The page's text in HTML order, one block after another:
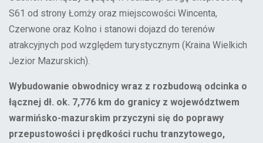
S61 od strony Łomży oraz miejscowości Wincenta,
Czerwone oraz Kolno i stanowi dojazd do terenów
atrakcyjnych pod względem turystycznym (Kraina Wielkich
Jezior Mazurskich).
Wybudowanie obwodnicy wraz z rozbudową odcinka o
łącznej dł. ok. 7,776 km do granicy z województwem
warmińsko-mazurskim przyczyni się do poprawy
przepustowości i prędkości ruchu tranzytowego,